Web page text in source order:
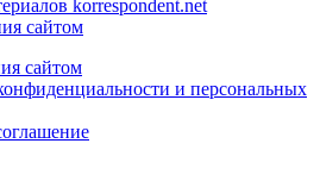
korrespondent.net
сайтом
сайтом
и персональных